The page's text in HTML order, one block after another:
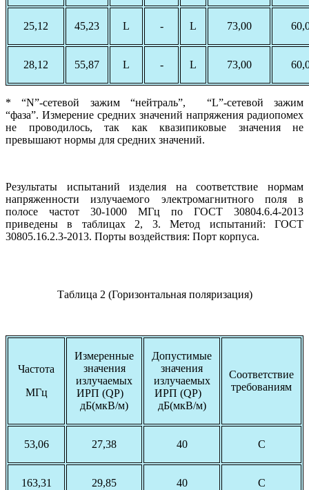
25,12 45,23 L - L 73,00
28,12 55,87 L - L 73,00
* “N”-сетевой зажим “нейтраль”, “L”-сетевой зажим
“фаза”. Измерение средних значений напряжения радиопомех
не проводилось, так как квазипиковые значения не
превышают нормы для средних значений.
Результаты испытаний изделия на соответствие нормам
напряженности излучаемого электромагнитного поля в
полосе частот 30-1000 МГц по ГОСТ 30804.6.4-2013
приведены в таблицах 2, 3. Метод испытаний: ГОСТ
30805.16.2.3-2013. Порты воздействия: Порт корпуса.
Таблица 2 (Горизонтальная поляризация)
Частота
МГц
Измеренные
значения
излучаемых
ИРП (QP)
дБ(мкВ/м)
Допустимые
значения
излучаемых
ИРП (QP)
дБ(мкВ/м)
Соответствие
требованиям
53,06 27,38 40 С
163,31 29,85 40 С